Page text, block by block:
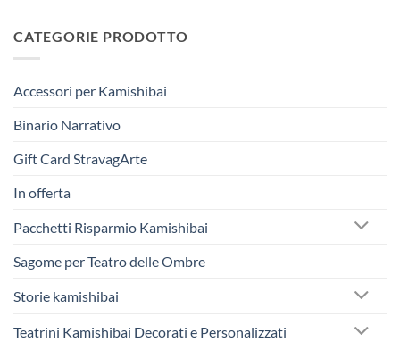
CATEGORIE PRODOTTO
Accessori per Kamishibai
Binario Narrativo
Gift Card StravagArte
In offerta
Pacchetti Risparmio Kamishibai
Sagome per Teatro delle Ombre
Storie kamishibai
Teatrini Kamishibai Decorati e Personalizzati